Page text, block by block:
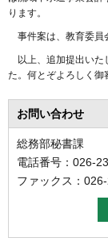
ります。
事件案は、教育委員
以上、追加提出いた
た。何とぞよろしく御
お問い合わせ
総務部秘書課
電話番号：026-
ファックス：